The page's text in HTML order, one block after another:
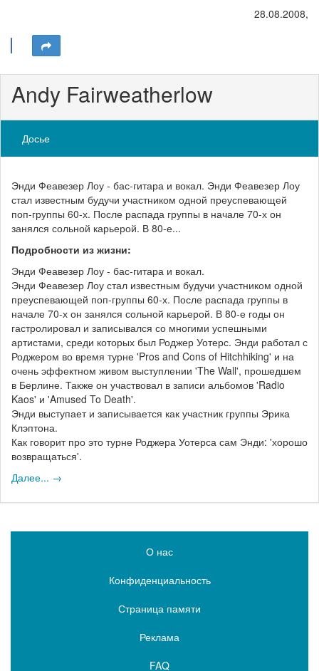
28.08.2008,
Andy Fairweatherlow
Досье
Энди Феавезер Лоу - бас-гитара и вокал. Энди Феавезер Лоу
стал известным будучи участником одной преуспевающей
поп-группы 60-х. После распада группы в начале 70-х он
занялся сольной карьерой. В 80-е...
Подробности из жизни:
Энди Феавезер Лоу - бас-гитара и вокал.
Энди Феавезер Лоу стал известным будучи участником одной
преуспевающей поп-группы 60-х. После распада группы в
начале 70-х он занялся сольной карьерой. В 80-е годы он
гастролировал и записывался со многими успешными
артистами, среди которых был Роджер Уотерс. Энди работал с
Роджером во время турне 'Pros and Cons of Hitchhiking' и на
очень эффектном живом выступлении 'The Wall', прошедшем
в Берлине. Также он участвовал в записи альбомов 'Radio
Kaos' и 'Amused To Death'.
Энди выступает и записывается как участник группы Эрика
Клэптона.
Как говорит про это турне Роджера Уотерса сам Энди: 'хорошо
возвращаться'.
Далее... →
О нас
Конфиденциальность
Страница памяти
Реклама
FAQ